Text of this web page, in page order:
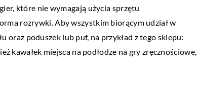
które nie wymagają użycia sprzętu
rozrywki. Aby wszystkim biorącym udział w
oraz poduszek lub puf, na przykład z tego sklepu:
kawałek miejsca na podłodze na gry zręcznościowe,